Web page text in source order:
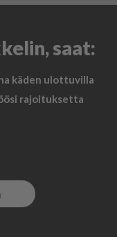
saat:
käden ulottuvilla
rajoituksetta